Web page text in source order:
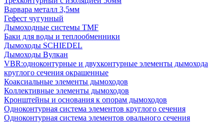
Варвара металл 3,5мм
Гефест чугунный
Дымоходные системы TMF
Баки для воды и теплообменники
Дымоходы SCHIEDEL
Дымоходы Вулкан
VBR:одноконтурные и двухконтурные элементы дымохода
круглого сечения окрашенные
Коаксиальные элементы дымоходов
Коллективные элементы дымоходов
Кронштейны и основания к опорам дымоходов
Одноконтурная система элементов круглого сечения
Одноконтурная система элементов овального сечения